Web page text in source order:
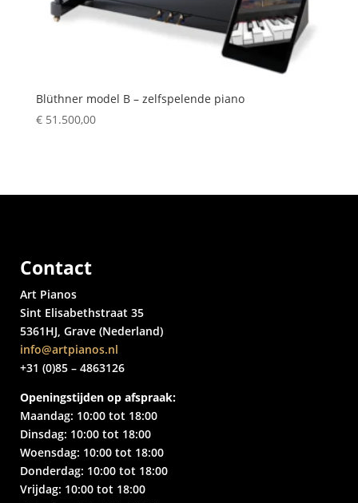
Blüthner model B – zelfspelende piano
€51.500,00
Contact
Art Pianos
Sint Elisabethstraat 35
5361HJ, Grave (Nederland)
info@artpianos.nl
+31 (0)85 – 4863126
Openingstijden op afspraak:
Maandag: 10:00 tot 18:00
Dinsdag: 10:00 tot 18:00
Woensdag: 10:00 tot 18:00
Donderdag: 10:00 tot 18:00
Vrijdag: 10:00 tot 18:00